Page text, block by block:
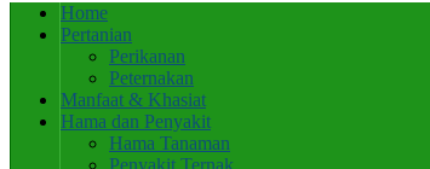
Home
Pertanian
Perikanan
Peternakan
Manfaat & Khasiat
Hama dan Penyakit
Hama Tanaman
Penyakit Ternak